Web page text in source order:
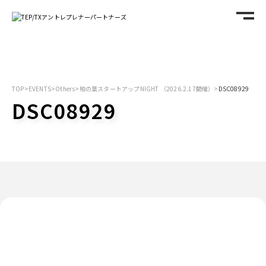
TOP>EVENTS>Others>柏の葉スタートアップNIGHT （2026.2.17開催） > DSC08929
DSC08929